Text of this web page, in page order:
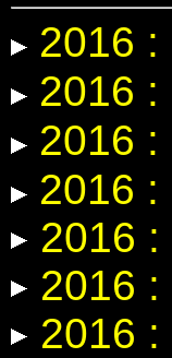
2016 :
2016 :
2016 :
2016 :
2016 :
2016 :
2016 :